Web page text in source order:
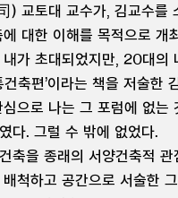
) 교토대 교수가, 김교수를
대한 이해를 목적으로 개
가 초대되었지만, 20대의
축편’이라는 책을 저술한
으로 나는 그 포럼에 없는
다. 그럴 수 밖에 없었다.
축을 종래의 서양건축적 관
척하고 공간으로 서술한